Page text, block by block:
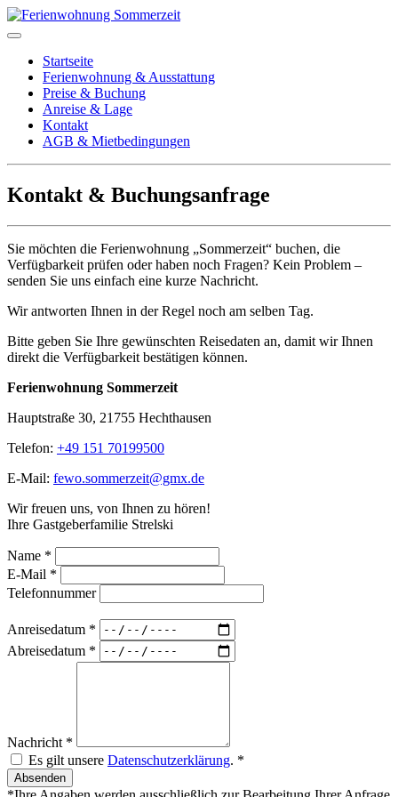
Startseite
Ferienwohnung & Ausstattung
Preise & Buchung
Anreise & Lage
Kontakt
AGB & Mietbedingungen
Kontakt & Buchungsanfrage
Sie möchten die Ferienwohnung „Sommerzeit“ buchen, die
Verfügbarkeit prüfen oder haben noch Fragen? Kein Problem –
senden Sie uns einfach eine kurze Nachricht.
Wir antworten Ihnen in der Regel noch am selben Tag.
Bitte geben Sie Ihre gewünschten Reisedaten an, damit wir Ihnen
direkt die Verfügbarkeit bestätigen können.
Ferienwohnung Sommerzeit
Hauptstraße 30, 21755 Hechthausen
Telefon: +49 151 70199500
E-Mail: fewo.sommerzeit@gmx.de
Wir freuen uns, von Ihnen zu hören!
Ihre Gastgeberfamilie Strelski
Name *
E-Mail *
Telefonnummer
Anreisedatum *
Abreisedatum *
Nachricht *
Es gilt unsere Datenschutzerklärung. *
Absenden